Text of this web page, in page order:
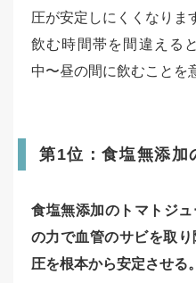
圧が安定しにくくなりま
飲む時間帯を間違える
中〜昼の間に飲むことを
第1位：食塩無添加
食塩無添加のトマトジ
の力で血管のサビを取
圧を根本から安定させる。